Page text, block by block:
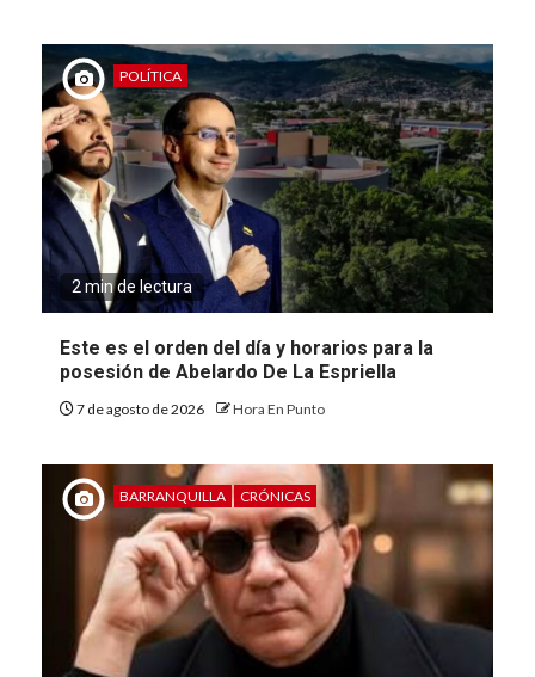
POLÍTICA
2 min de lectura
Este es el orden del día y horarios para la
posesión de Abelardo De La Espriella
7 de agosto de 2026 Hora En Punto
BARRANQUILLA CRÓNICAS